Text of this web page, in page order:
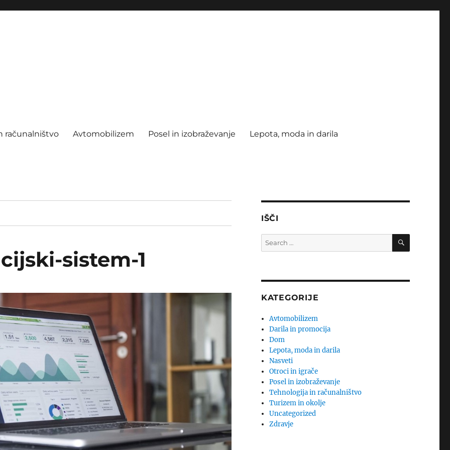
računalništvo Avtomobilizem Posel in izobraževanje Lepota, moda in darila
sistem-1
IŠČI
Search
for:
SEARCH
KATEGORIJE
Avtomobilizem
Darila in promocija
Dom
Lepota, moda in darila
Nasveti
Otroci in igrače
Posel in izobraževanje
Tehnologija in računalništvo
Turizem in okolje
Uncategorized
Zdravje